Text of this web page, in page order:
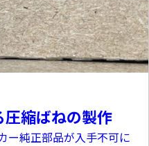
縮ばねの製作
ー純正部品が入手不可に